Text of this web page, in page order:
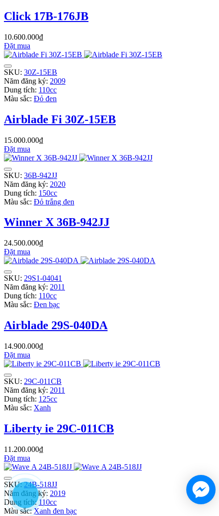
Click 17B-176JB
10.600.000₫
Đặt mua
SKU: 30Z-15EB
Năm đăng ký: 2009
Dung tích: 110cc
Màu sắc: Đỏ đen
Airblade Fi 30Z-15EB
15.000.000₫
Đặt mua
SKU: 36B-942JJ
Năm đăng ký: 2020
Dung tích: 150cc
Màu sắc: Đỏ trắng đen
Winner X 36B-942JJ
24.500.000₫
Đặt mua
SKU: 29S1-04041
Năm đăng ký: 2011
Dung tích: 110cc
Màu sắc: Đen bạc
Airblade 29S-040DA
14.900.000₫
Đặt mua
SKU: 29C-011CB
Năm đăng ký: 2011
Dung tích: 125cc
Màu sắc: Xanh
Liberty ie 29C-011CB
11.200.000₫
Đặt mua
SKU:24B-518JJ
Năm đăng ký: 2019
Dung tích:110cc
Màu sắc:Xanh đen bạc